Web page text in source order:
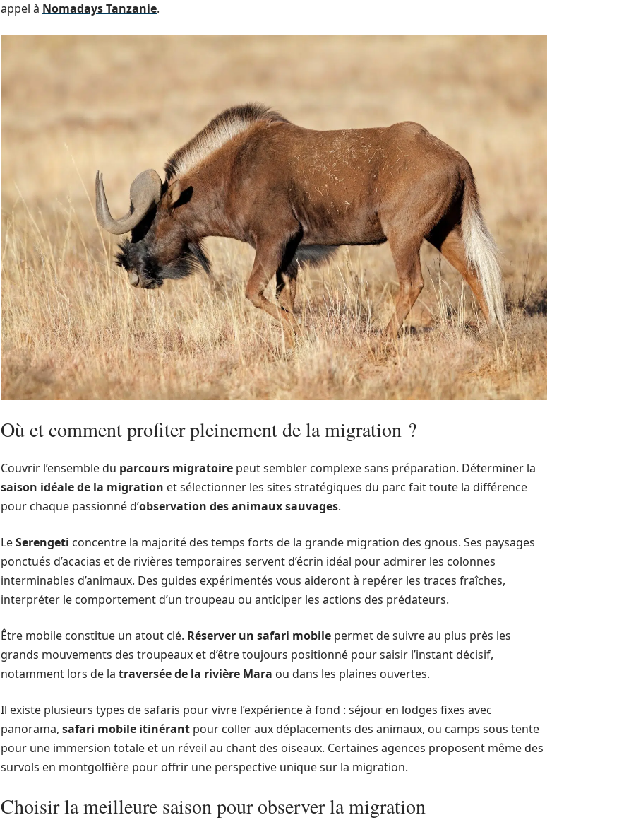
appel à Nomadays Tanzanie.
Où et comment profiter pleinement de la migration ?
Couvrir l’ensemble du parcours migratoire peut sembler complexe sans préparation. Déterminer la
saison idéale de la migration et sélectionner les sites stratégiques du parc fait toute la différence
pour chaque passionné d’observation des animaux sauvages.
LeSerengeti concentre la majorité des temps forts de la grande migration des gnous. Ses paysages
ponctués d’acacias et de rivières temporaires servent d’écrin idéal pour admirer les colonnes
interminables d’animaux. Des guides expérimentés vous aideront à repérer les traces fraîches,
interpréter le comportement d’un troupeau ou anticiper les actions des prédateurs.
Être mobile constitue un atout clé. Réserver un safari mobile permet de suivre au plus près les
grands mouvements des troupeaux et d’être toujours positionné pour saisir l’instant décisif,
notamment lors de la traversée de la rivière Mara ou dans les plaines ouvertes.
Il existe plusieurs types de safaris pour vivre l’expérience à fond : séjour en lodges fixes avec
panorama, safari mobile itinérant pour coller aux déplacements des animaux, ou camps sous tente
pour une immersion totale et un réveil au chant des oiseaux. Certaines agences proposent même des
survols en montgolfière pour offrir une perspective unique sur la migration.
Choisir la meilleure saison pour observer la migration